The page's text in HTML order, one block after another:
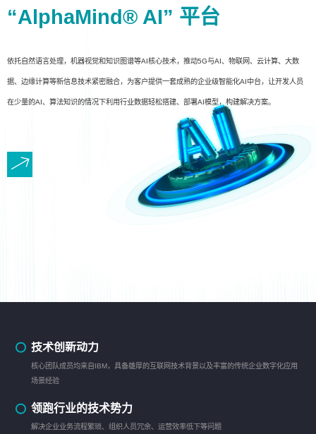
“AlphaMind® AI” 平台
依托自然语言处理，机器视觉和知识图谱等AI核心技术，推动5G与AI、物联网、云计算、大数
据、边缘计算等新信息技术紧密融合，为客户提供一套成熟的企业级智能化AI中台，让开发人员
在少量的AI、算法知识的情况下利用行业数据轻松搭建、部署AI模型，构建解决方案。
技术创新动力
核心团队成员均来自IBM，具备雄厚的互联网技术背景以及丰富的传统企业数字化应用
场景经验
领跑行业的技术势力
解决企业业务流程繁琐、组织人员冗余、运营效率低下等问题